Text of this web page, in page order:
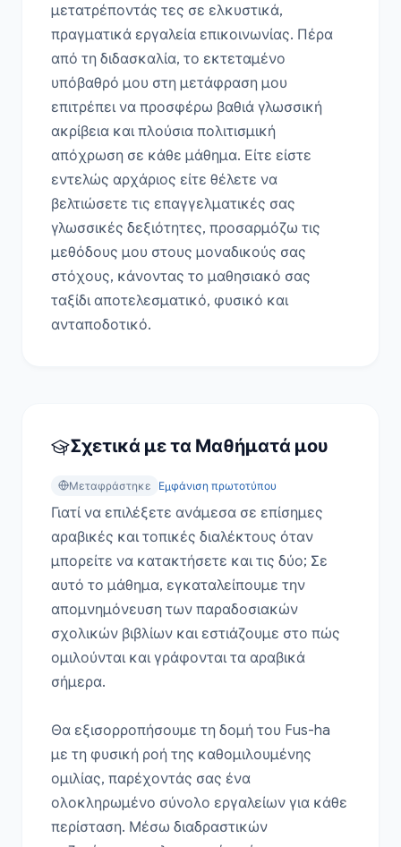
μετατρέποντάς τες σε ελκυστικά,
πραγματικά εργαλεία επικοινωνίας. Πέρα
από τη διδασκαλία, το εκτεταμένο
υπόβαθρό μου στη μετάφραση μου
επιτρέπει να προσφέρω βαθιά γλωσσική
ακρίβεια και πλούσια πολιτισμική
απόχρωση σε κάθε μάθημα. Είτε είστε
εντελώς αρχάριος είτε θέλετε να
βελτιώσετε τις επαγγελματικές σας
γλωσσικές δεξιότητες, προσαρμόζω τις
μεθόδους μου στους μοναδικούς σας
στόχους, κάνοντας το μαθησιακό σας
ταξίδι αποτελεσματικό, φυσικό και
ανταποδοτικό.
Σχετικά με τα Μαθήματά μου
Μεταφράστηκε Εμφάνιση πρωτοτύπου
Γιατί να επιλέξετε ανάμεσα σε επίσημες
αραβικές και τοπικές διαλέκτους όταν
μπορείτε να κατακτήσετε και τις δύο; Σε
αυτό το μάθημα, εγκαταλείπουμε την
απομνημόνευση των παραδοσιακών
σχολικών βιβλίων και εστιάζουμε στο πώς
ομιλούνται και γράφονται τα αραβικά
σήμερα.
Θα εξισορροπήσουμε τη δομή του Fus-ha
με τη φυσική ροή της καθομιλουμένης
ομιλίας, παρέχοντάς σας ένα
ολοκληρωμένο σύνολο εργαλείων για κάθε
περίσταση. Μέσω διαδραστικών